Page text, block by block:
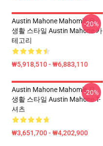
Austin Mahone Mahomie 용
생활 스타일 Austin Mahone 카
테고리
₩5,918,510 - ₩6,883,110
-20%
Austin Mahone Mahomie 용
생활 스타일 Austin Mahone T-
셔츠
₩3,651,700 - ₩4,202,900
-20%